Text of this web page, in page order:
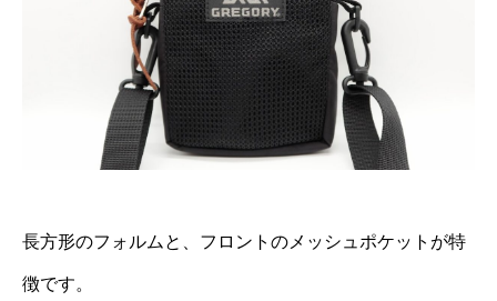
長方形のフォルムと、フロントのメッシュポケットが特
徴です。